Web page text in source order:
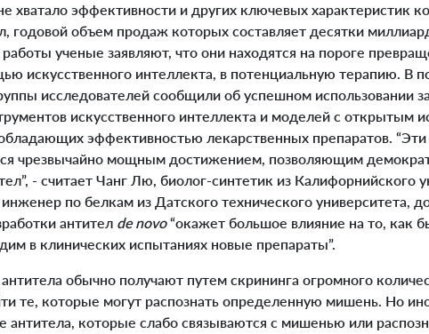
хватало эффективности и других ключевых характеристик
годовой объем продаж которых составляет десятки
ученые заявляют, что они находятся на пороге
искусственного интеллекта, в потенциальную терапию. В
исследователей сообщили об успешном использовании
искусственного интеллекта и моделей с открытым
эффективностью лекарственных препаратов.
чрезвычайно мощным достижением, позволяющим
- считает Чанг Лю, биолог-синтетик из Калифорнийского
по белкам из Датского технического университета,
антител de novo“окажет большое влияние на то, как
в клинических испытаниях новые препараты”.
обычно получают путем скрининга огромного
те, которые могут распознать определенную мишень. Но
антитела, которые слабо связываются с мишенью или